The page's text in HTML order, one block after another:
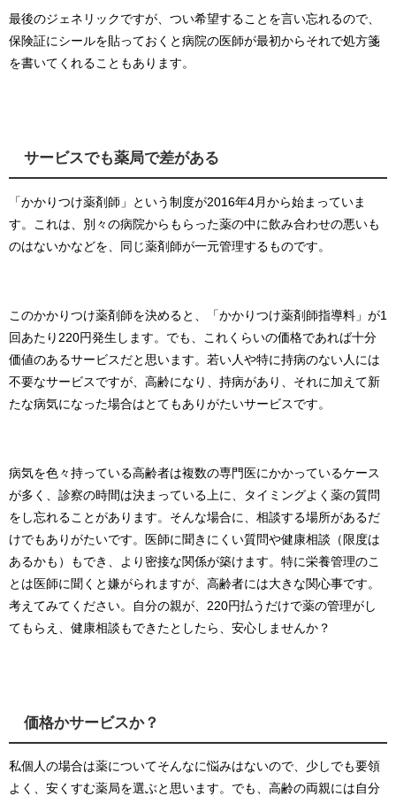
最後のジェネリックですが、つい希望することを言い忘れるので、
保険証にシールを貼っておくと病院の医師が最初からそれで処方箋
を書いてくれることもあります。
サービスでも薬局で差がある
「かかりつけ薬剤師」という制度が2016年4月から始まっていま
す。これは、別々の病院からもらった薬の中に飲み合わせの悪いも
のはないかなどを、同じ薬剤師が一元管理するものです。
このかかりつけ薬剤師を決めると、「かかりつけ薬剤師指導料」が1
回あたり220円発生します。でも、これくらいの価格であれば十分
価値のあるサービスだと思います。若い人や特に持病のない人には
不要なサービスですが、高齢になり、持病があり、それに加えて新
たな病気になった場合はとてもありがたいサービスです。
病気を色々持っている高齢者は複数の専門医にかかっているケース
が多く、診察の時間は決まっている上に、タイミングよく薬の質問
をし忘れることがあります。そんな場合に、相談する場所があるだ
けでもありがたいです。医師に聞きにくい質問や健康相談（限度は
あるかも）もでき、より密接な関係が築けます。特に栄養管理のこ
とは医師に聞くと嫌がられますが、高齢者には大きな関心事です。
考えてみてください。自分の親が、220円払うだけで薬の管理がし
てもらえ、健康相談もできたとしたら、安心しませんか？
価格かサービスか？
私個人の場合は薬についてそんなに悩みはないので、少しでも要領
よく、安くすむ薬局を選ぶと思います。でも、高齢の両親には自分